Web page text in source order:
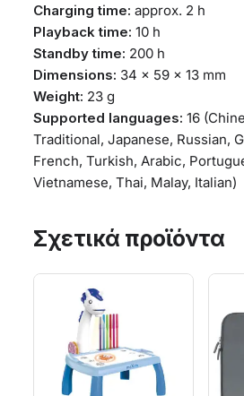
Charging time: approx. 2 h
Playback time: 10 h
Standby time: 200 h
Dimensions: 34 x 59 x 13 mm
Weight: 23 g
Supported languages: 16
Traditional, Japanese, Russian,
French, Turkish, Arabic,
Vietnamese, Thai, Malay, Italian)
Σχετικά προϊόντα